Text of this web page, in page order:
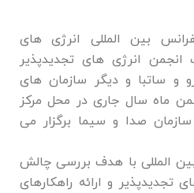
بین المللی انرژی های
انجمن انرژی های تجدیدپذیر
و ساتبا و دیگر سازمان های
در تاریخ 8 و 9 بهمن ماه سال جاری در محل مرکز
صدا و سیما برگزار می
المللی با هدف بررسی چالش
تجدیدپذیر و ارائه راهکارهای